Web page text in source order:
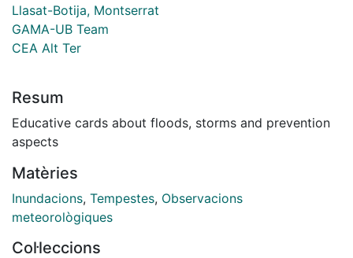
Llasat-Botija, Montserrat
GAMA-UB Team
CEA Alt Ter
Resum
Educative cards about floods, storms and prevention
aspects
Matèries
Inundacions, Tempestes, Observacions
meteorològiques
Col·leccions